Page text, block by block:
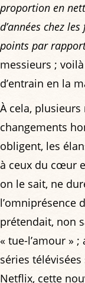
proportion en
d’années chez
points par
messieurs ;
d’entrain en la
À cela,
changements
obligent, les
à ceux du cœur
on le sait, ne
l’omniprésence
prétendait, non
« tue-l’amour »
séries
Netflix, cette